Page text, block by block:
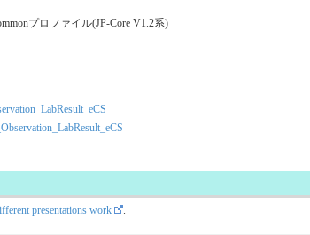
プロファイル(JP-Core V1.2系)
presentations work .